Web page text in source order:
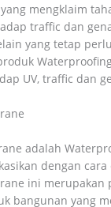
mengklaim
traffic dan
yang tetap
UV, traffic dan
adalah
dengan cara
ini merupakan
bangunan yang